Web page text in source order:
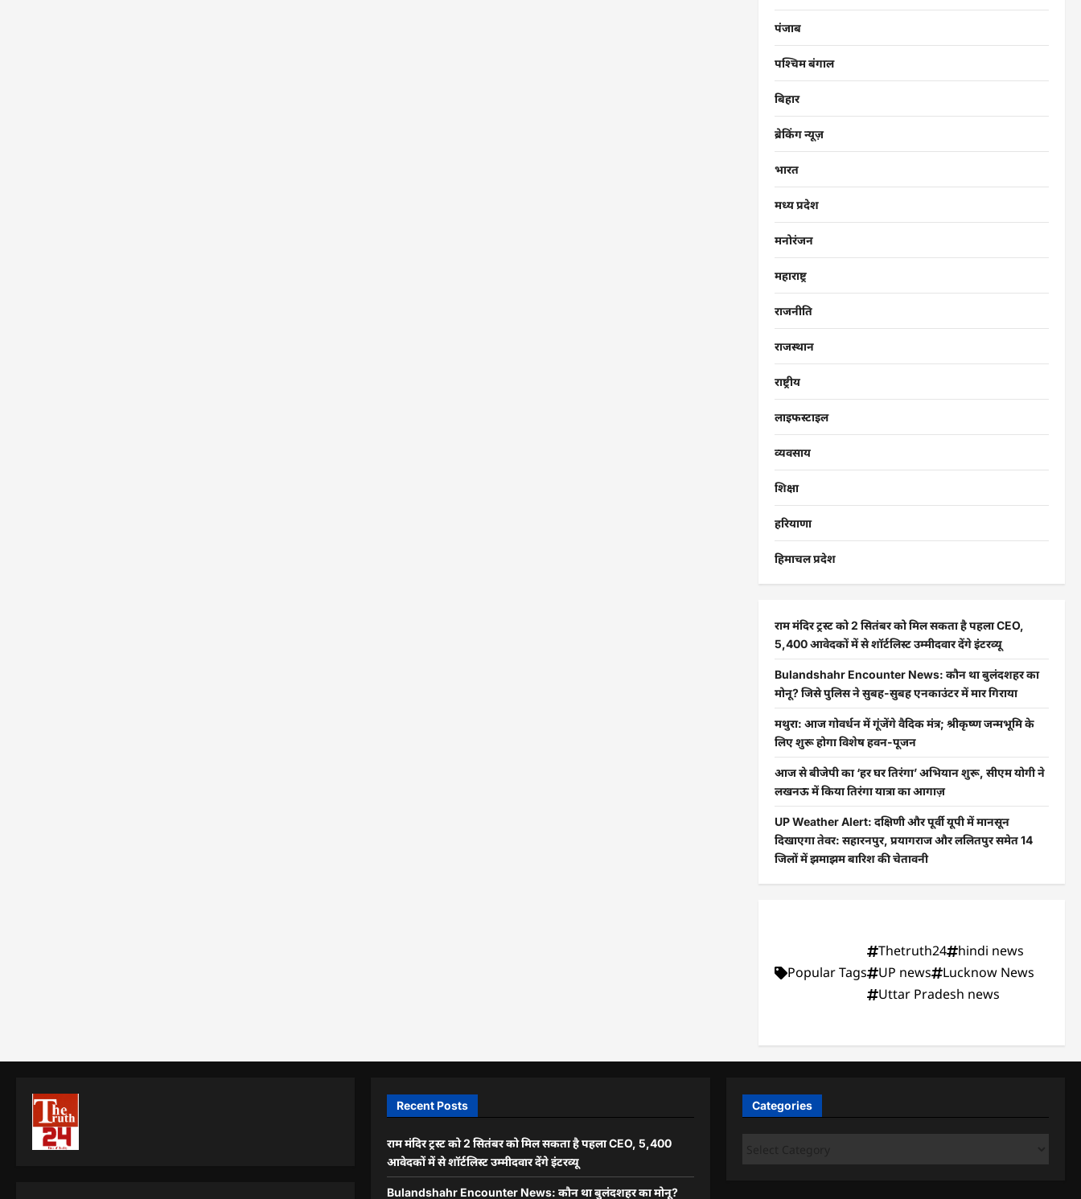
पंजाब
पश्चिम बंगाल
बिहार
ब्रेकिंग न्यूज़
भारत
मध्य प्रदेश
मनोरंजन
महाराष्ट्र
राजनीति
राजस्थान
राष्ट्रीय
लाइफस्टाइल
व्यवसाय
शिक्षा
हरियाणा
हिमाचल प्रदेश
राम मंदिर ट्रस्ट को 2 सितंबर को मिल सकता है पहला CEO,
5,400 आवेदकों में से शॉर्टलिस्ट उम्मीदवार देंगे इंटरव्यू
Bulandshahr Encounter News: कौन था बुलंदशहर का
मोनू? जिसे पुलिस ने सुबह-सुबह एनकाउंटर में मार गिराया
मथुरा: आज गोवर्धन में गूंजेंगे वैदिक मंत्र; श्रीकृष्ण जन्मभूमि के
लिए शुरू होगा विशेष हवन-पूजन
आज से बीजेपी का ‘हर घर तिरंगा’ अभियान शुरू, सीएम योगी ने
लखनऊ में किया तिरंगा यात्रा का आगाज़
UP Weather Alert: दक्षिणी और पूर्वी यूपी में मानसून
दिखाएगा तेवर: सहारनपुर, प्रयागराज और ललितपुर समेत 14
जिलों में झमाझम बारिश की चेतावनी
Popular Tags
Thetruth24
hindi news
UP news
Lucknow News
Uttar Pradesh news
Recent Posts
राम मंदिर ट्रस्ट को 2 सितंबर को मिल सकता है पहला CEO, 5,400
आवेदकों में से शॉर्टलिस्ट उम्मीदवार देंगे इंटरव्यू
Bulandshahr Encounter News: कौन था बुलंदशहर का मोनू?
Categories